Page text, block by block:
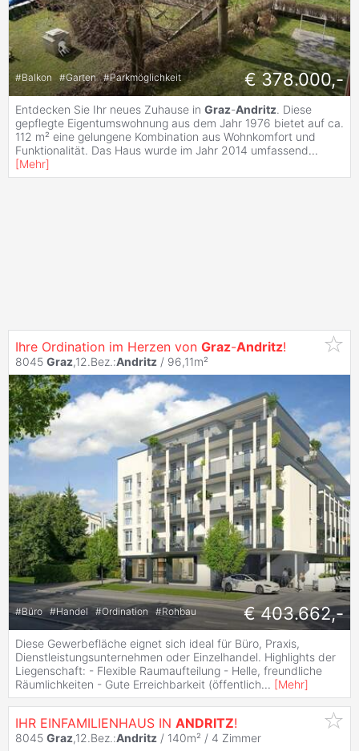
#Balkon #Garten #Parkmöglichkeit € 378.000,-
Entdecken Sie Ihr neues Zuhause in Graz-Andritz. Diese
gepflegte Eigentumswohnung aus dem Jahr 1976 bietet auf ca.
112 m² eine gelungene Kombination aus Wohnkomfort und
Funktionalität. Das Haus wurde im Jahr 2014 umfassend...
[Mehr]
Ihre Ordination im Herzen von Graz-Andritz!
8045 Graz,12.Bez.:Andritz / 96,11m²
#Büro #Handel #Ordination #Rohbau € 403.662,-
Diese Gewerbefläche eignet sich ideal für Büro, Praxis,
Dienstleistungsunternehmen oder Einzelhandel. Highlights der
Liegenschaft: - Flexible Raumaufteilung - Helle, freundliche
Räumlichkeiten - Gute Erreichbarkeit (öffentlich... [Mehr]
IHR EINFAMILIENHAUS IN ANDRITZ!
8045 Graz,12.Bez.:Andritz / 140m² / 4 Zimmer